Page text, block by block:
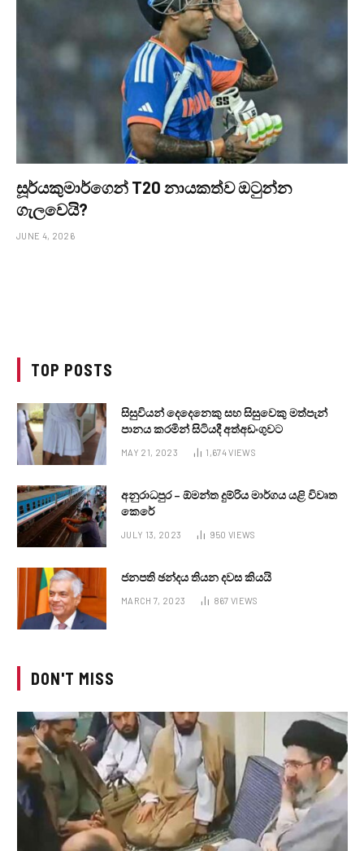
සූර්යකුමාර්ගෙන් T20 නායකත්ව ඔටුන්න
ගැලවෙයි?
JUNE 4, 2026
TOP POSTS
සිසුවියන් දෙදෙනෙකු සහ සිසුවෙකු මත්පැන්
පානය කරමින් සිටියදී අත්අඩංගුවට
MAY 21, 2023 1,674VIEWS
අනුරාධපුර – ඕමන්ත දුම්රිය මාර්ගය යළි විවෘත
කෙරේ
JULY 13, 2023 950 VIEWS
ජනපති ඡන්දය තියන දවස කියයි
MARCH 7, 2023 867 VIEWS
DON'T MISS